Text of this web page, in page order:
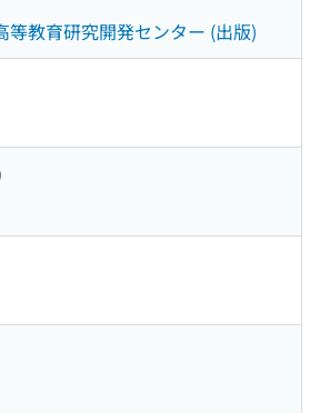
等教育研究開発センター (出版)